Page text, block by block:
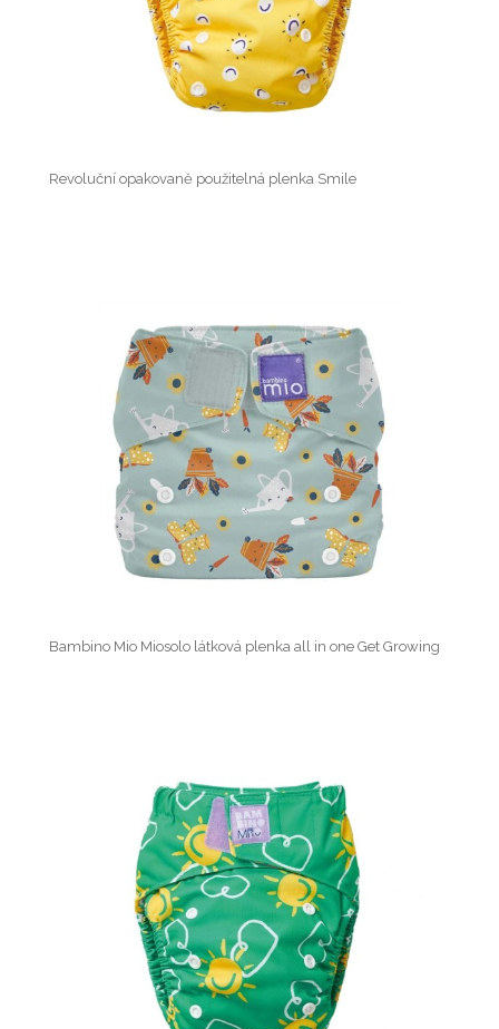
Revoluční opakovaně použitelná plenka Smile
Bambino Mio Miosolo látková plenka all in one Get Growing